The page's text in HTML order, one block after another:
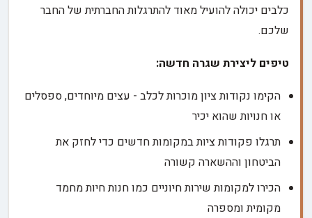
כלבים יכולה להועיל מאוד להתרגלות החברתית של החבר
שלכם.
טיפים ליצירת שגרה חדשה:
הקימו נקודות ציון מוכרות לכלב - עצים מיוחדים, ספסלים
או חנויות שהוא יכיר
תרגלו פקודות ציות במקומות חדשים כדי לחזק את
הביטחון וההשארה קשורה
הכירו למקומות שירות חיוניים כמו חנות חיות מחמד
מקומית ומספרה